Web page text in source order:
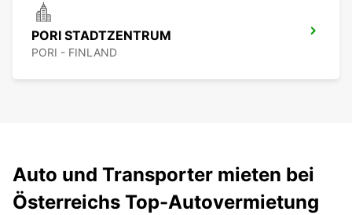
PORI STADTZENTRUM
PORI - FINLAND
Auto und Transporter mieten bei
Österreichs Top-Autovermietung